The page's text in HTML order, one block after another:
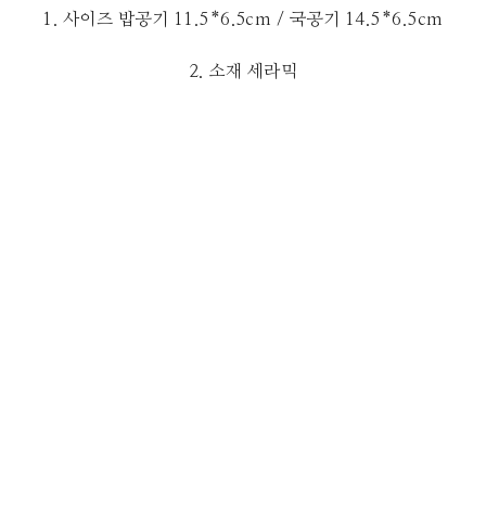
1. 사이즈 밥공기 11.5*6.5cm / 국공기 14.5*6.5cm
2. 소재 세라믹